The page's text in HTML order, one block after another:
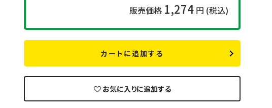
販売価格 1,274 円 (税込)
カートに追加する
お気に入りに追加する